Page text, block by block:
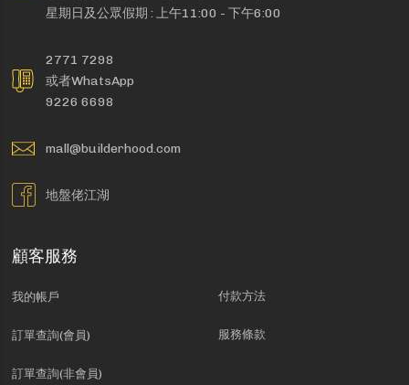
星期日及公眾假期 : 上午11:00 - 下午6:00
2771 7298
或者WhatsApp
9226 6698
mall@builderhood.com
地盤佬江湖
顧客服務
我的帳戶
訂單查詢(會員)
訂單查詢(非會員)
付款方法
服務條款